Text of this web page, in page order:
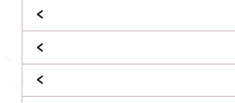
>
>
>